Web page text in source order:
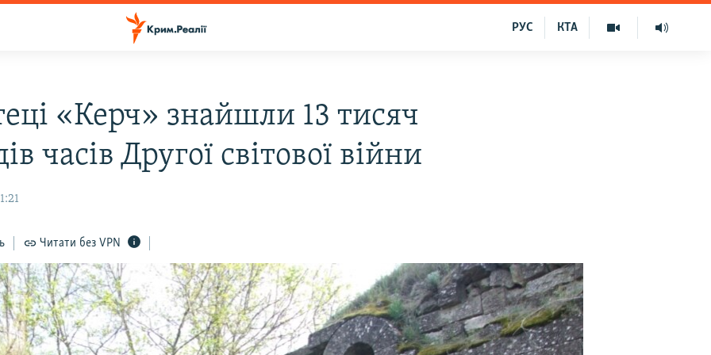
КТА
РУС
«Керч» знайшли 13 тисяч
часів Другої світової війни
Читати без VPN